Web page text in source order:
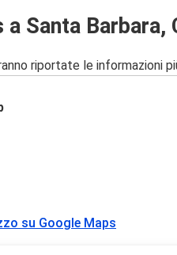
Santa Barbara,
riportate le informazioni
su Google Maps